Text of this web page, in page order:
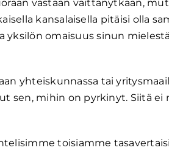
vastaan väittänytkään,
kansalaisella pitäisi olla
yksilön omaisuus sinun
yhteiskunnassa tai
sen, mihin on pyrkinyt. Siitä ei
toisiamme